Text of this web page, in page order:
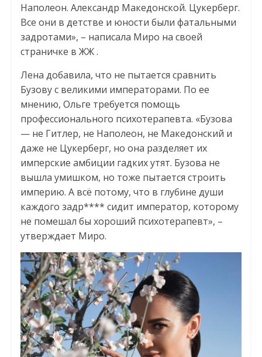
Наполеон. Александр Македонской. Цукерберг.
Все они в детстве и юности были фатальными
задротами», – написала Миро на своей
страничке в ЖЖ .
Лена добавила, что не пытается сравнить
Бузову с великими императорами. По ее
мнению, Ольге требуется помощь
профессионального психотерапевта. «Бузова
— не Гитлер, не Наполеон, не Македонский и
даже не Цукерберг, но она разделяет их
имперские амбиции гадких утят. Бузова не
вышла умишком, но тоже пытается строить
империю. А всё потому, что в глубине души
каждого задр**** сидит император, которому
не помешал бы хороший психотерапевт», –
утверждает Миро.